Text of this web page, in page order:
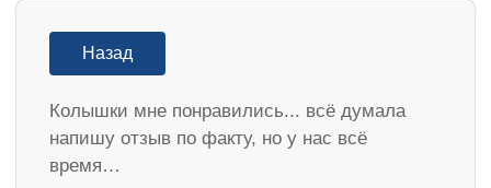
Назад
Колышки мне понравились... всё думала
напишу отзыв по факту, но у нас всё
время…